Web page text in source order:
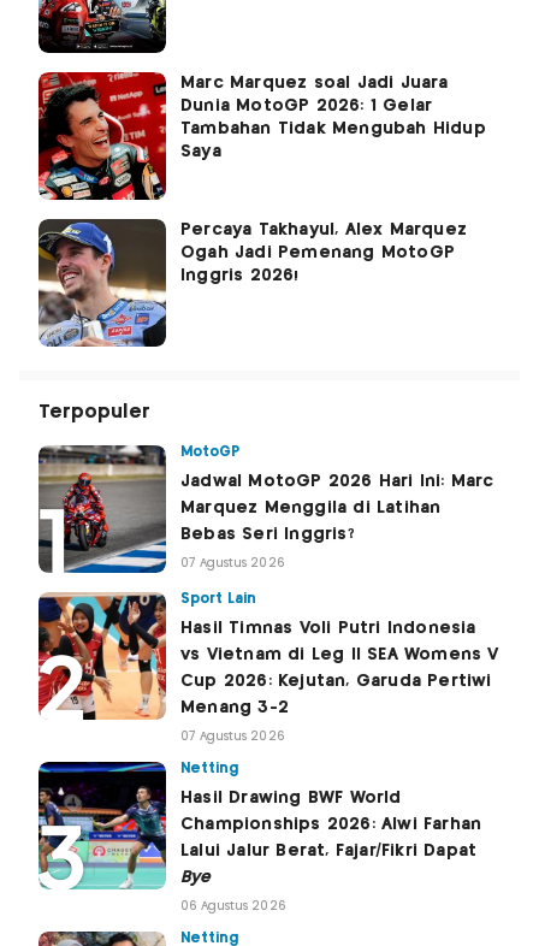
Marc Marquez soal Jadi Juara
Dunia MotoGP 2026: 1 Gelar
Tambahan Tidak Mengubah Hidup
Saya
Percaya Takhayul, Alex Marquez
Ogah Jadi Pemenang MotoGP
Inggris 2026!
Terpopuler
MotoGP
Jadwal MotoGP 2026 Hari Ini: Marc
Marquez Menggila di Latihan
Bebas Seri Inggris?
07 Agustus 2026
Sport Lain
Hasil Timnas Voli Putri Indonesia
vs Vietnam di Leg II SEA Womens V
Cup 2026: Kejutan, Garuda Pertiwi
Menang 3-2
07 Agustus 2026
Netting
Hasil Drawing BWF World
Championships 2026: Alwi Farhan
Lalui Jalur Berat, Fajar/Fikri Dapat
Bye
06 Agustus 2026
Netting